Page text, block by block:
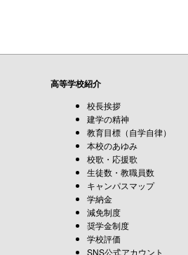
高等学校紹介
校長挨拶
建学の精神
教育目標（自学自律）
本校のあゆみ
校歌・応援歌
生徒数・教職員数
キャンパスマップ
学納金
減免制度
奨学金制度
学校評価
SNS公式アカウント